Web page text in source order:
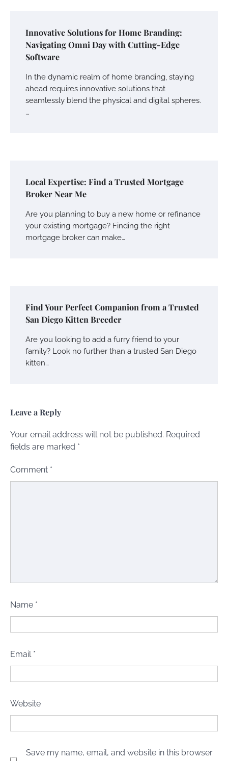
Innovative Solutions for Home Branding:
Navigating Omni Day with Cutting-Edge
Software
In the dynamic realm of home branding, staying
ahead requires innovative solutions that
seamlessly blend the physical and digital spheres.
…
Local Expertise: Find a Trusted Mortgage
Broker Near Me
Are you planning to buy a new home or refinance
your existing mortgage? Finding the right
mortgage broker can make…
Find Your Perfect Companion from a Trusted
San Diego Kitten Breeder
Are you looking to add a furry friend to your
family? Look no further than a trusted San Diego
kitten…
Leave a Reply
Your email address will not be published. Required
fields are marked *
Comment *
Name *
Email *
Website
Save my name, email, and website in this browser